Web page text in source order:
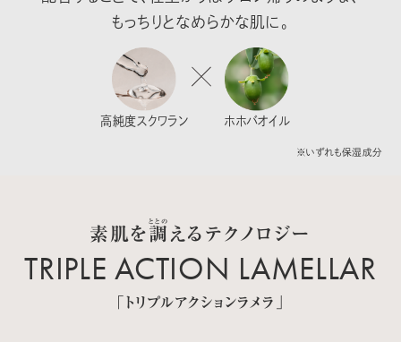
もっちりとなめらかな肌に。
高純度スクワラン ホホバオイル
※いずれも保湿成分
素肌を調
ととの
えるテクノロジー
TRIPLE ACTION LAMELLAR
「トリプルアクションラメラ」